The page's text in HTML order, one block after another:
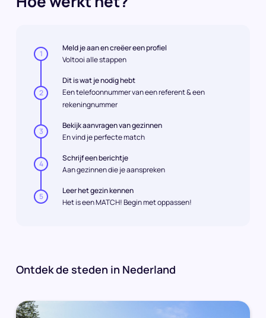
1
Meld je aan en creëer een profiel
Voltooi alle stappen
2
Dit is wat je nodig hebt
Een telefoonnummer van een referent & een
rekeningnummer
3
Bekijk aanvragen van gezinnen
En vind je perfecte match
4
Schrijf een berichtje
Aan gezinnen die je aanspreken
5
Leer het gezin kennen
Het is een MATCH! Begin met oppassen!
Ontdek de steden in Nederland